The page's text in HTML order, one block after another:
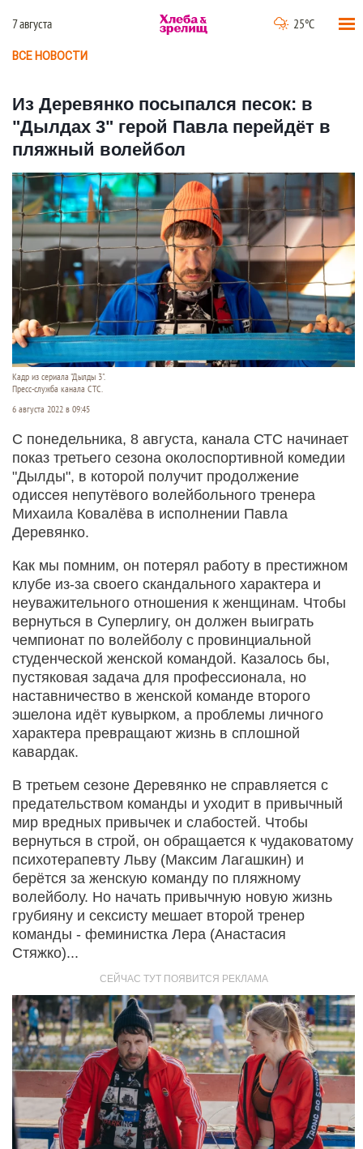
7 августа 25°C
ВСЕ НОВОСТИ
Из Деревянко посыпался песок: в
"Дылдах 3" герой Павла перейдёт в
пляжный волейбол
Кадр из сериала "Дылды 3".
Пресс-служба канала СТС.
6 августа 2022 в 09:45
С понедельника, 8 августа, канала СТС начинает
показ третьего сезона околоспортивной комедии
"Дылды", в которой получит продолжение
одиссея непутёвого волейбольного тренера
Михаила Ковалёва в исполнении Павла
Деревянко.
Как мы помним, он потерял работу в престижном
клубе из-за своего скандального характера и
неуважительного отношения к женщинам. Чтобы
вернуться в Суперлигу, он должен выиграть
чемпионат по волейболу с провинциальной
студенческой женской командой. Казалось бы,
пустяковая задача для профессионала, но
наставничество в женской команде второго
эшелона идёт кувырком, а проблемы личного
характера превращают жизнь в сплошной
кавардак.
В третьем сезоне Деревянко не справляется с
предательством команды и уходит в привычный
мир вредных привычек и слабостей. Чтобы
вернуться в строй, он обращается к чудаковатому
психотерапевту Льву (Максим Лагашкин) и
берётся за женскую команду по пляжному
волейболу. Но начать привычную новую жизнь
грубияну и сексисту мешает второй тренер
команды - феминистка Лера (Анастасия
Стяжко)...